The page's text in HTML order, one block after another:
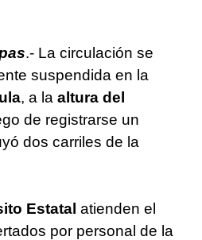
.- La circulación se
suspendida en la
, a la altura del
de registrarse un
dos carriles de la
Estatal atienden el
por personal de la